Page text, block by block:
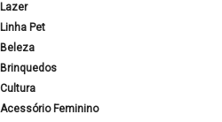
Lazer
Linha Pet
Beleza
Brinquedos
Cultura
Acessório Feminino